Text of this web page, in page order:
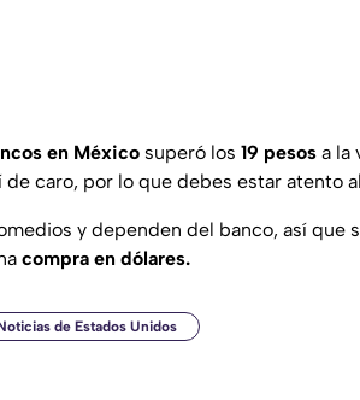
en México superó los 19 pesos a la
caro, por lo que debes estar atento al
y dependen del banco, así que
compra en dólares.
de Estados Unidos